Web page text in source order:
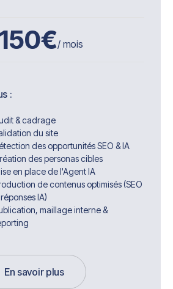
150€/ mois
:
& cadrage
du site
des opportunités SEO & IA
des personas cibles
en place de l'Agent IA
de contenus optimisés (SEO
IA)
maillage interne &
En savoir plus
Get Started